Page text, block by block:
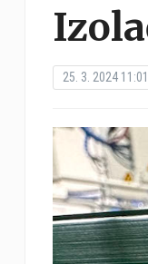
25. 3. 2024 11:01